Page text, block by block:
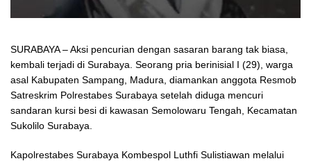
SURABAYA – Aksi pencurian dengan sasaran barang tak biasa,
kembali terjadi di Surabaya. Seorang pria berinisial I (29), warga
asal Kabupaten Sampang, Madura, diamankan anggota Resmob
Satreskrim Polrestabes Surabaya setelah diduga mencuri
sandaran kursi besi di kawasan Semolowaru Tengah, Kecamatan
Sukolilo Surabaya.
Kapolrestabes Surabaya Kombespol Luthfi Sulistiawan melalui